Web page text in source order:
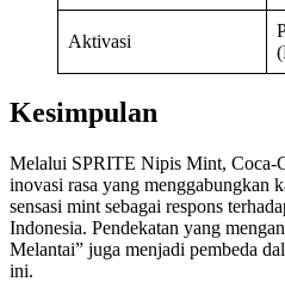
Aktivasi
Kesimpulan
Melalui SPRITE Nipis Mint, Coca-
inovasi rasa yang menggabungkan
sensasi mint sebagai respons
Indonesia. Pendekatan yang
Melantai” juga menjadi pembeda
ini.